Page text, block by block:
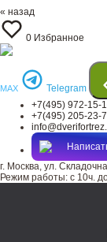
« назад
0 Избранное
MAX Telegram
+7(495) 972-15-
+7(495) 205-23-
г. Москва, ул.
Режим работы: с 10ч.